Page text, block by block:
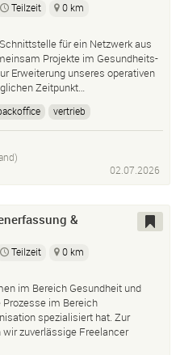
Teilzeit 0 km
für ein Netzwerk aus
Projekte im Gesundheits-
Erweiterung unseres operativen
Zeitpunkt…
vertrieb
Backoffice-Support
02.07.2026
&
Teilzeit 0 km
im Bereich Gesundheit und
im Bereich
spezialisiert hat. Zur
zuverlässige Freelancer